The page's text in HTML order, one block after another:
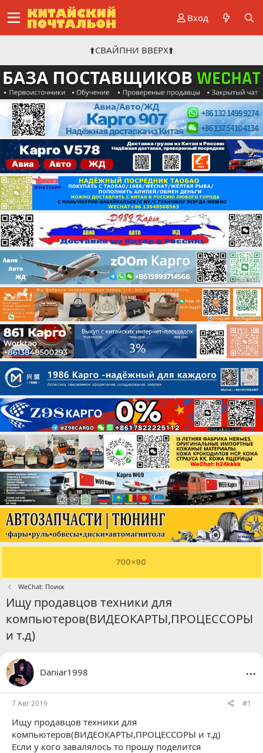
Вход
⬆️СВАЙПНИ ВВЕРХ⬆️
WeChat: Поиск
Ищу продавцов техники для
компьютеров(ВИДЕОКАРТЫ,ПРОЦЕССОРЫ
и т.д)
Daniar1998 ...
7 Авг 2019 #1
Ищу продавцов техники для
компьютеров(ВИДЕОКАРТЫ,ПРОЦЕССОРЫ и т.д)
Если у кого завалялось то прошу поделится